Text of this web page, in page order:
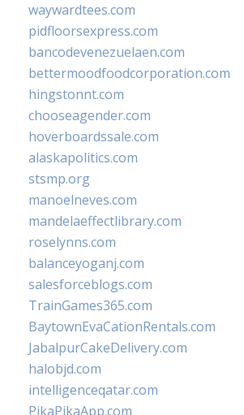
waywardtees.com
pidfloorsexpress.com
bancodevenezuelaen.com
bettermoodfoodcorporation.com
hingstonnt.com
chooseagender.com
hoverboardssale.com
alaskapolitics.com
stsmp.org
manoelneves.com
mandelaeffectlibrary.com
roselynns.com
balanceyoganj.com
salesforceblogs.com
TrainGames365.com
BaytownEvaCationRentals.com
JabalpurCakeDelivery.com
halobjd.com
intelligenceqatar.com
PikaPikaApp.com